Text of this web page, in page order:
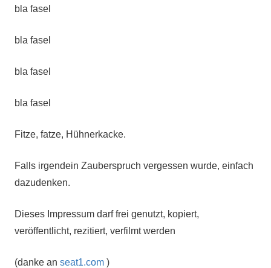
bla fasel
bla fasel
bla fasel
bla fasel
Fitze, fatze, Hühnerkacke.
Falls irgendein Zauberspruch vergessen wurde, einfach
dazudenken.
Dieses Impressum darf frei genutzt, kopiert,
veröffentlicht, rezitiert, verfilmt werden
(danke an seat1.com )